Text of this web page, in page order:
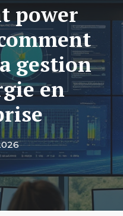
power
gestion
en